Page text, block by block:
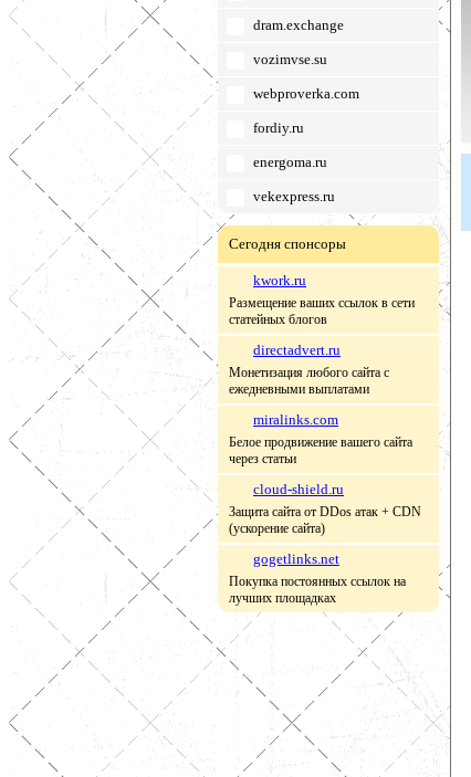
dram.exchange
vozimvse.su
webproverka.com
fordiy.ru
energoma.ru
vekexpress.ru
Сегодня спонсоры
kwork.ru
Размещение ваших ссылок в сети
статейных блогов
directadvert.ru
Монетизация любого сайта с
ежедневными выплатами
miralinks.com
Белое продвижение вашего сайта
через статьи
cloud-shield.ru
Защита сайта от DDos атак + CDN
(ускорение сайта)
gogetlinks.net
Покупка постоянных ссылок на
лучших площадках